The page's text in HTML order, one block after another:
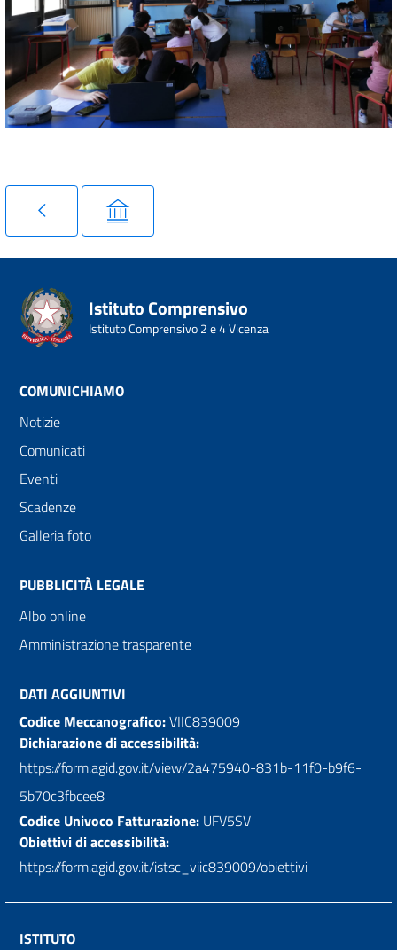
Istituto Comprensivo
Istituto Comprensivo 2 e 4 Vicenza
COMUNICHIAMO
Notizie
Comunicati
Eventi
Scadenze
Galleria foto
PUBBLICITÀ LEGALE
Albo online
Amministrazione trasparente
DATI AGGIUNTIVI
Codice Meccanografico:VIIC839009
Dichiarazione di accessibilità:
https://form.agid.gov.it/view/2a475940-831b-11f0-b9f6-
5b70c3fbcee8
Codice Univoco Fatturazione: UFV5SV
Obiettivi di accessibilità:
https://form.agid.gov.it/istsc_viic839009/obiettivi
ISTITUTO